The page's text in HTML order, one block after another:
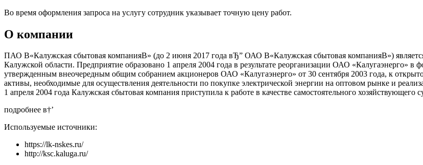
Во время оформления запроса на услугу сотрудник указывает точную цену работ.
О компании
ПАО В«Калужская сбытовая компанияВ» (до 2 июня 2017 года вЂ” ОАО В«Калужская сбытовая компанияВ»)
Калужской области. Предприятие образовано 1 апреля 2004 года в результате реорганизации ОАО «Калугаэнерго» в
утвержденным внеочередным общим собранием акционеров ОАО «Калугаэнерго» от 30 сентября 2003 года, к
активы, необходимые для осуществления деятельности по покупке электрической энергии на оптовом рынке и
1 апреля 2004 года Калужская сбытовая компания приступила к работе в качестве самостоятельного хозяйствующего
подробнее в†’
Используемые источники:
https://lk-nskes.ru/
http://ksc.kaluga.ru/